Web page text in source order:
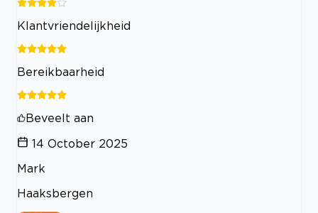
Klantvriendelijkheid
Bereikbaarheid
Beveelt aan
14 October 2025
Mark
Haaksbergen